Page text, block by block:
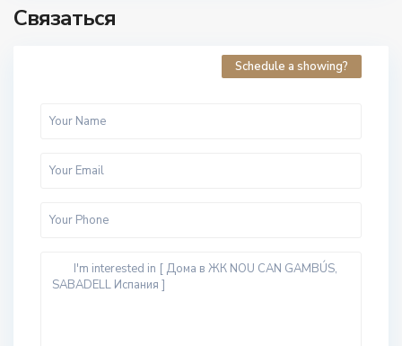
Связаться
Schedule a showing?